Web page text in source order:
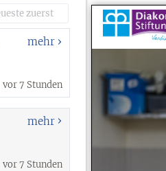
mehr
vor 7 Stunden
mehr
vor 7 Stunden